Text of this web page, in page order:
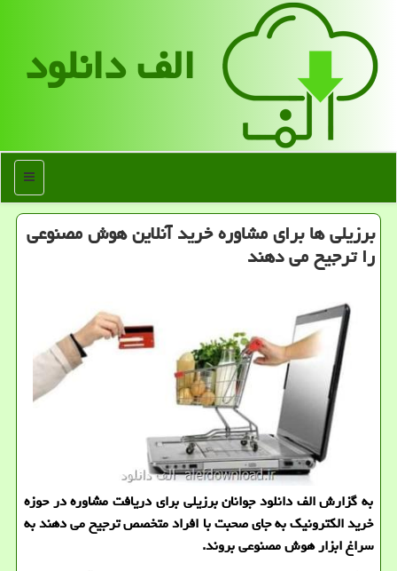
الف دانلود
منو
برزیلی ها برای مشاوره خرید آنلاین هوش مصنوعی
را ترجیح می دهند
به گزارش الف دانلود جوانان برزیلی برای دریافت مشاوره در حوزه
خرید الکترونیک به جای صحبت با افراد متخصص ترجیح می دهند به
سراغ ابزار هوش مصنوعی بروند.